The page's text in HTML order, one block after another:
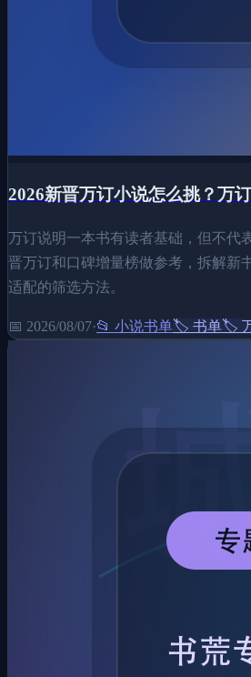
2026新晋万订小说怎么挑？万
万订说明一本书有读者基础，但不代
晋万订和口碑增量榜做参考，拆解新
适配的筛选方法。
📅 2026/08/07·📂 小说书单🏷️ 书单🏷️